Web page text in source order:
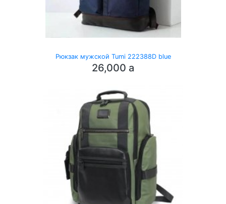
Рюкзак мужской Tumi 222388D blue
26,000 a